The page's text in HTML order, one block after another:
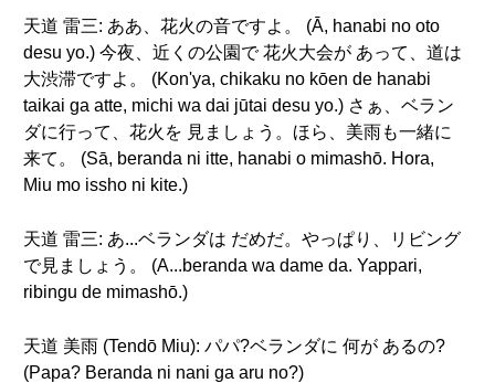
天道 雷三: ああ、花火の音ですよ。 (Ā, hanabi no oto
desu yo.) 今夜、近くの公園で 花火大会が あって、道は
大渋滞ですよ。 (Kon'ya, chikaku no kōen de hanabi
taikai ga atte, michi wa dai jūtai desu yo.) さぁ、ベラン
ダに行って、花火を 見ましょう。ほら、美雨も一緒に
来て。 (Sā, beranda ni itte, hanabi o mimashō. Hora,
Miu mo issho ni kite.)
天道 雷三: あ...ベランダは だめだ。やっぱり、リビング
で見ましょう。 (A...beranda wa dame da. Yappari,
ribingu de mimashō.)
天道 美雨 (Tendō Miu): パパ?ベランダに 何が あるの?
(Papa? Beranda ni nani ga aru no?)